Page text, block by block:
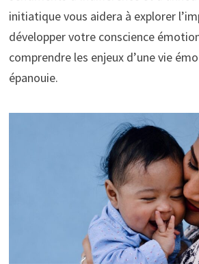
initiatique vous aidera à explorer
développer votre conscience
comprendre les enjeux d’une vie
épanouie.